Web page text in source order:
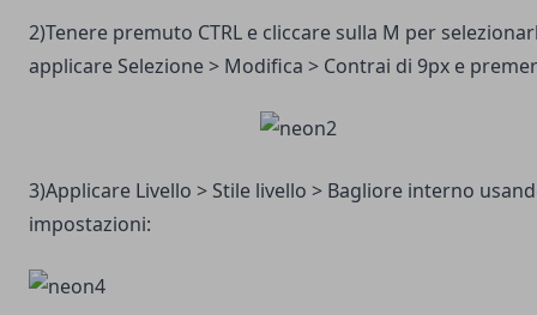
2)Tenere premuto CTRL e cliccare sulla M per
applicare Selezione > Modifica > Contrai di 9px e
3)Applicare Livello > Stile livello > Bagliore interno
impostazioni: